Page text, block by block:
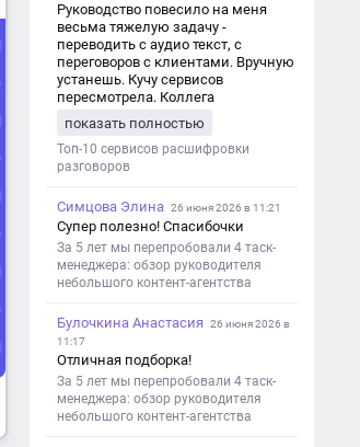
Руководство повесило на меня
весьма тяжелую задачу -
переводить с аудио текст, с
переговоров с клиентами. Вручную
устанешь. Кучу сервисов
пересмотрела. Коллега
хорошо переводит. Мало
редактировать по итогу. Советую.
показать полностью
Топ-10 сервисов расшифровки
разговоров
Симцова Элина 26 июня 2026 в 11:21
Супер полезно! Спасибочки
За 5 лет мы перепробовали 4 таск-
менеджера: обзор руководителя
небольшого контент-агентства
Булочкина Анастасия
26 июня 2026 в
11:17
Отличная подборка!
За 5 лет мы перепробовали 4 таск-
менеджера: обзор руководителя
небольшого контент-агентства